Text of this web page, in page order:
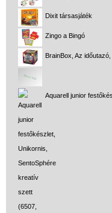
Dixit társasjáték
Zingo a Bingó
BrainBox, Az
Aquarell junior